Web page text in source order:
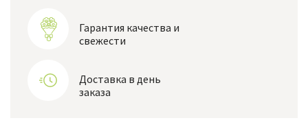
Гарантия качества и
свежести
Доставка в день
заказа